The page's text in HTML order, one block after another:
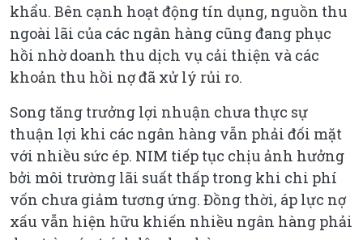
khẩu. Bên cạnh hoạt động tín dụng, nguồn thu
ngoài lãi của các ngân hàng cũng đang phục
hồi nhờ doanh thu dịch vụ cải thiện và các
khoản thu hồi nợ đã xử lý rủi ro.
Song tăng trưởng lợi nhuận chưa thực sự
thuận lợi khi các ngân hàng vẫn phải đối mặt
với nhiều sức ép. NIM tiếp tục chịu ảnh hưởng
bởi môi trường lãi suất thấp trong khi chi phí
vốn chưa giảm tương ứng. Đồng thời, áp lực nợ
xấu vẫn hiện hữu khiến nhiều ngân hàng phải